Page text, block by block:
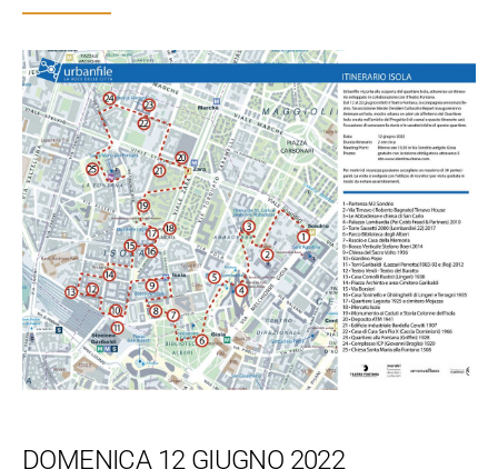
DOMENICA 12 GIUGNO 2022